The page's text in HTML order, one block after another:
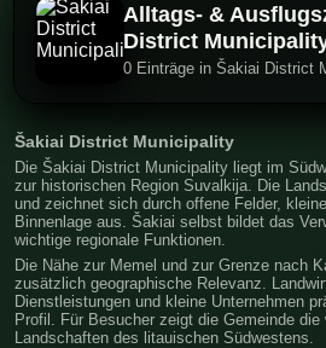
Alltags- &
District
0 Einträge in Šakiai District
Šakiai District Municipality
Die Šakiai District Municipality liegt im
zur historischen Region Suvalkija. Die
und zeichnet sich durch offene Felder,
Binnenlage aus. Šakiai selbst bildet das
wichtige regionale Funktionen.
Die Nähe zur Memel und zur Grenze nach
zusätzlich geographische Relevanz.
Dienstleistungen und kleine Unternehmen
Profil. Für Besucher zeigt die Gemeinde
Landschaften des litauischen Südwestens.